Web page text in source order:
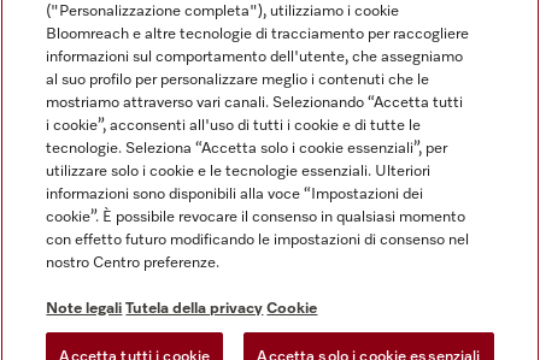
Note Legali
Tutela della privacy
Miele su YoutubeMiele su Instagram
Miele su Facebook
Miele on Pinterest
Miele su LinkedIn
("Personalizzazione completa"), utilizziamo i cookie
Bloomreach e altre tecnologie di tracciamento per raccogliere
informazioni sul comportamento dell'utente, che assegniamo
al suo profilo per personalizzare meglio i contenuti che le
mostriamo attraverso vari canali. Selezionando “Accetta tutti
i cookie”, acconsenti all'uso di tutti i cookie e di tutte le
tecnologie. Seleziona “Accetta solo i cookie essenziali”, per
utilizzare solo i cookie e le tecnologie essenziali. Ulteriori
informazioni sono disponibili alla voce “Impostazioni dei
cookie”. È possibile revocare il consenso in qualsiasi momento
con effetto futuro modificando le impostazioni di consenso nel
nostro Centro preferenze.
Note legali Tutela della privacy Cookie